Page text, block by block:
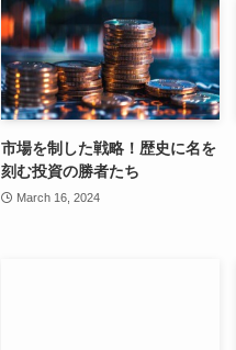
市場を制した戦略！歴史に名を
刻む投資の勝者たち
March 16, 2024